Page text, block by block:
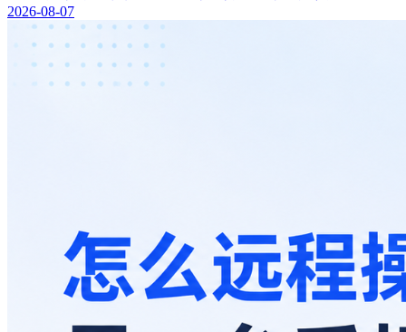
2026-08-07